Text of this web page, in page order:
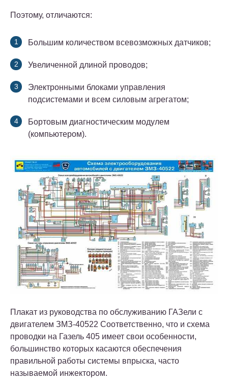
Поэтому, отличаются:
Большим количеством всевозможных датчиков;
Увеличенной длиной проводов;
Электронными блоками управления
подсистемами и всем силовым агрегатом;
Бортовым диагностическим модулем
(компьютером).
Плакат из руководства по обслуживанию ГАЗели с
двигателем ЗМЗ-40522 Соответственно, что и схема
проводки на Газель 405 имеет свои особенности,
большинство которых касаются обеспечения
правильной работы системы впрыска, часто
называемой инжектором.